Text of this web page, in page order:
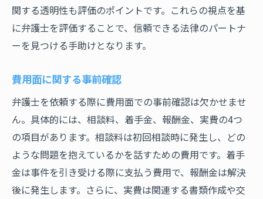
関する透明性も評価のポイントです。これらの視点を基
に弁護士を評価することで、信頼できる法律のパートナ
ーを見つける手助けとなります。
費用面に関する事前確認
弁護士を依頼する際に費用面での事前確認は欠かせませ
ん。具体的には、相談料、着手金、報酬金、実費の4つ
の項目があります。相談料は初回相談時に発生し、どの
ような問題を抱えているかを話すための費用です。着手
金は事件を引き受ける際に支払う費用で、報酬金は解決
後に発生します。さらに、実費は関連する書類作成や交